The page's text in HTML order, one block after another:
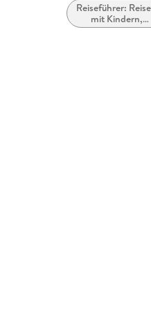
Reiseführer:
mit Kindern,
Familienurlaub